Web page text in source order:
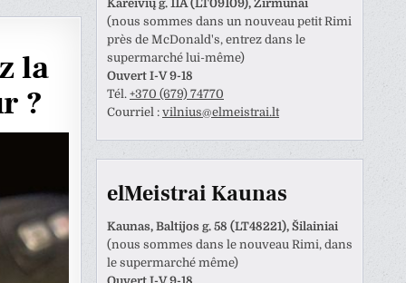
la
?
Kareivių g. 11A (LT09109), Žirmūnai
(nous sommes dans un nouveau petit Rimi
près de McDonald's, entrez dans le
supermarché lui-même)
Ouvert I-V 9-18
Tél. +370 (679) 74770
Courriel : vilnius@elmeistrai.lt
elMeistrai Kaunas
Kaunas, Baltijos g. 58 (LT48221), Šilainiai
(nous sommes dans le nouveau Rimi, dans
le supermarché même)